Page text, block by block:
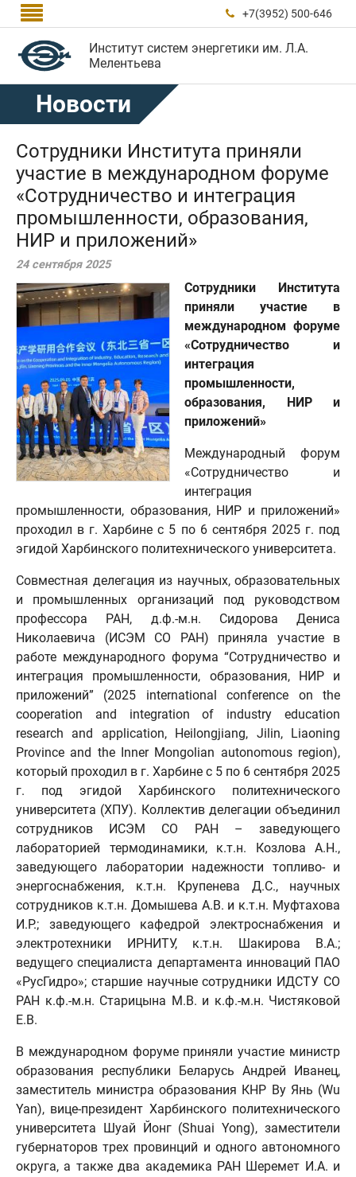
  +7(3952) 500-646
Институт систем энергетики им. Л.А.
Мелентьева
Новости
Сотрудники Института приняли
участие в международном форуме
«Сотрудничество и интеграция
промышленности, образования,
НИР и приложений»
24 сентября 2025
Сотрудники Института
приняли участие в
международном форуме
«Сотрудничество и
интеграция
промышленности,
образования, НИР и
приложений»
Международный форум
«Сотрудничество и
интеграция
промышленности, образования, НИР и приложений»
проходил в г. Харбине с 5 по 6 сентября 2025 г. под
эгидой Харбинского политехнического университета.
Совместная делегация из научных, образовательных
и промышленных организаций под руководством
профессора РАН, д.ф.-м.н. Сидорова Дениса
Николаевича (ИСЭМ СО РАН) приняла участие в
работе международного форума “Сотрудничество и
интеграция промышленности, образования, НИР и
приложений” (2025 international conference on the
cooperation and integration of industry education
research and application, Heilongjiang, Jilin, Liaoning
Province and the Inner Mongolian autonomous region),
который проходил в г. Харбине с 5 по 6 сентября 2025
г. под эгидой Харбинского политехнического
университета (ХПУ). Коллектив делегации объединил
сотрудников ИСЭМ СО РАН – заведующего
лабораторией термодинамики, к.т.н. Козлова А.Н.,
заведующего лаборатории надежности топливо- и
энергоснабжения, к.т.н. Крупенева Д.С., научных
сотрудников к.т.н. Домышева А.В. и к.т.н. Муфтахова
И.Р.; заведующего кафедрой электроснабжения и
электротехники ИРНИТУ, к.т.н. Шакирова В.А.;
ведущего специалиста департамента инноваций ПАО
«РусГидро»; старшие научные сотрудники ИДСТУ СО
РАН к.ф.-м.н. Старицына М.В. и к.ф.-м.н. Чистяковой
Е.В.
В международном форуме приняли участие министр
образования республики Беларусь Андрей Иванец,
заместитель министра образования КНР Ву Янь (Wu
Yan), вице-президент Харбинского политехнического
университета Шуай Йонг (Shuai Yong), заместители
губернаторов трех провинций и одного автономного
округа, а также два академика РАН Шеремет И.А. и